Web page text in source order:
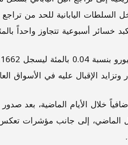
خسائر أسبوعية تتجاوز واحداً
وتزايد الإقبال عليه في الأسواق
خلال الأيام الماضية، بعد
الماضي، إلى جانب مؤشرات